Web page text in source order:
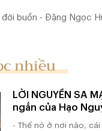
buồn - Đặng Ngọc
nhiều
LỜI NGUYỀN SA
ngắn của Hạo
- Thế nó ở nơi nào, cái